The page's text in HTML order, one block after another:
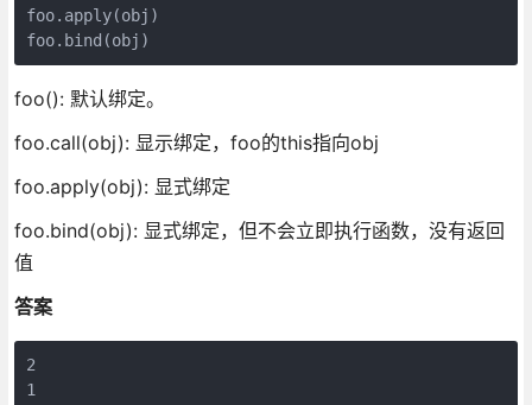
foo.apply(obj)
foo(): 默认绑定。
foo.call(obj): 显示绑定，foo的this指向obj
foo.apply(obj): 显式绑定
foo.bind(obj): 显式绑定，但不会立即执行函数，没有返回
值
答案
2
1